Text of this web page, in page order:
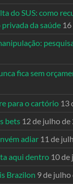
do SUS: como
da saúde
fica sem
para o cartório 13
bets 12 de julho de
adiar 11 de
aqui dentro 10 de
Brazilon 9 de